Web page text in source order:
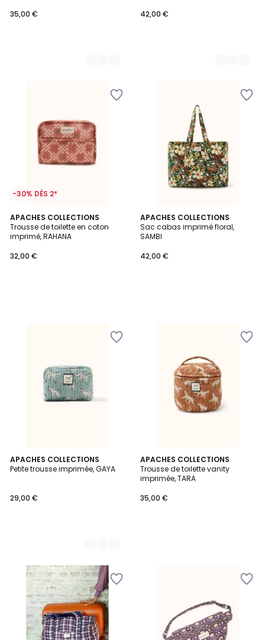
35,00 €
42,00 €
-30% DÈS 2*
APACHES COLLECTIONS
Trousse de toilette en coton
imprimé, RAHANA
32,00 €
APACHES COLLECTIONS
Sac cabas imprimé floral,
SAMBI
42,00 €
APACHES COLLECTIONS
Petite trousse imprimée, GAYA
29,00 €
2
Couleurs
APACHES COLLECTIONS
Trousse de toilette vanity
imprimée, TARA
35,00 €